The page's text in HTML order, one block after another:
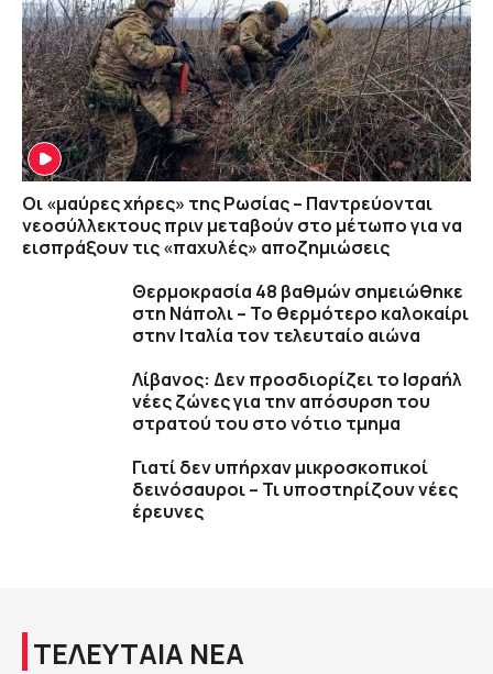
Οι «μαύρες χήρες» της Ρωσίας – Παντρεύονται
νεοσύλλεκτους πριν μεταβούν στο μέτωπο για να
εισπράξουν τις «παχυλές» αποζημιώσεις
Θερμοκρασία 48 βαθμών σημειώθηκε
στη Νάπολι – Το θερμότερο καλοκαίρι
στην Ιταλία τον τελευταίο αιώνα
Λίβανος: Δεν προσδιορίζει το Ισραήλ
νέες ζώνες για την απόσυρση του
στρατού του στο νότιο τμημα
Γιατί δεν υπήρχαν μικροσκοπικοί
δεινόσαυροι – Τι υποστηρίζουν νέες
έρευνες
ΤΕΛΕΥΤΑΙΑ ΝΕΑ